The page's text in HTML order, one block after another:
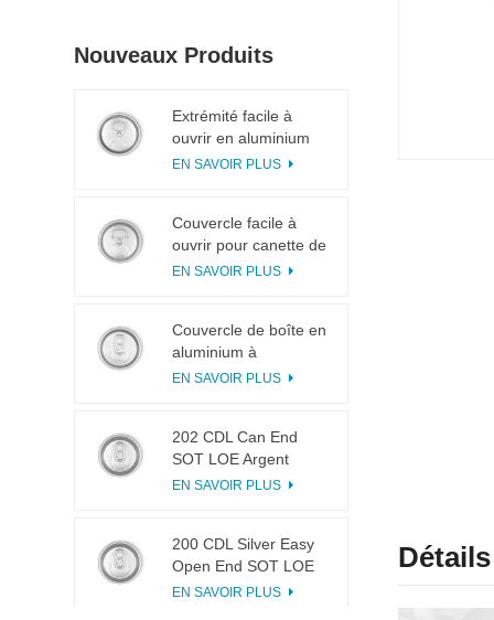
Nouveaux Produits
Extrémité facile à
ouvrir en aluminium
200 B64 RPT LOE
EN SAVOIR PLUS
Couvercle facile à
ouvrir pour canette de
boisson 200 B64 RPT
EN SAVOIR PLUS
Couvercle de boîte en
aluminium à
ouverture facile 200
EN SAVOIR PLUS
202 CDL Can End
SOT LOE Argent
Léger EOE
EN SAVOIR PLUS
200 CDL Silver Easy
Open End SOT LOE
Epoxy
EN SAVOIR PLUS